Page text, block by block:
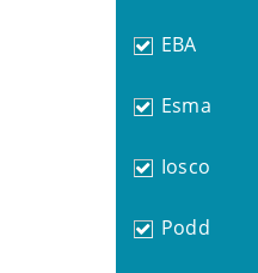
EBA
Esma
Iosco
Podd